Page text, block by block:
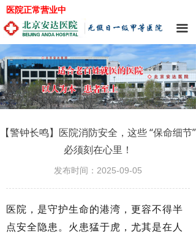
끀
医院正常营业中
【警钟长鸣】医院消防安全，这些 “保命细节”
必须刻在心里！
医院，是守护生命的港湾，更容不得半
点安全隐患。火患猛于虎，尤其是在人
发布时间： 2025-09-05